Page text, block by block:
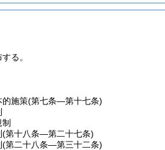
る。
的施策(第七条―第十七条)
(第十八条―第二十七条)
(第二十八条―第三十二条)